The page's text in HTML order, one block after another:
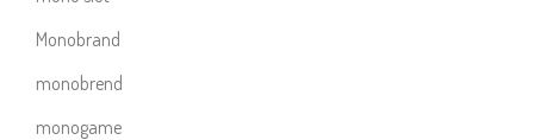
Monobrand
monobrend
monogame